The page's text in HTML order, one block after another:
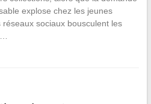
explose chez les jeunes
sociaux bousculent les